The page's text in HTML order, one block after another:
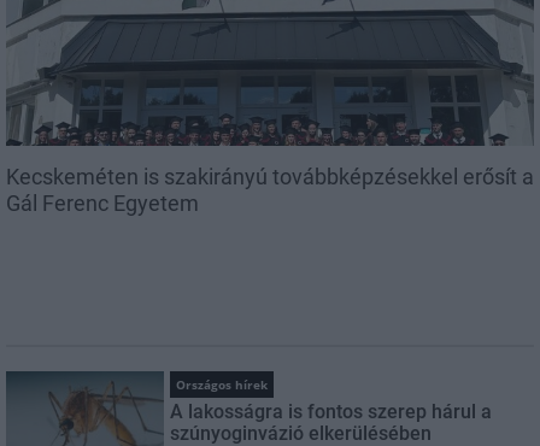
Kecskeméten is szakirányú továbbképzésekkel erősít a
Gál Ferenc Egyetem
Országos hírek
A lakosságra is fontos szerep hárul a
szúnyoginvázió elkerülésében